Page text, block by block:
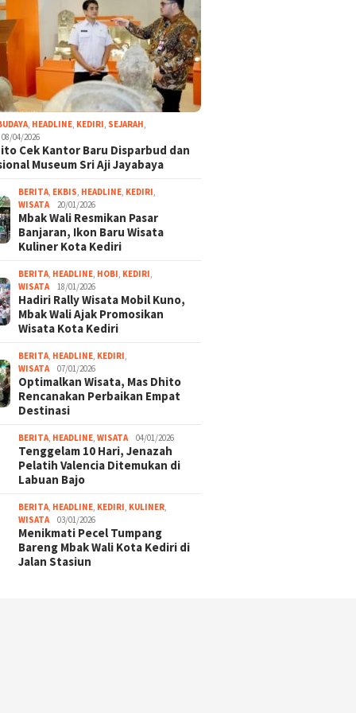
, HEADLINE, KEDIRI, SEJARAH,
08/04/2026
Cek Kantor Baru Disparbud dan
Museum Sri Aji Jayabaya
BERITA, EKBIS, HEADLINE, KEDIRI,
WISATA
20/01/2026
Mbak Wali Resmikan Pasar
Banjaran, Ikon Baru Wisata
Kuliner Kota Kediri
BERITA, HEADLINE, HOBI, KEDIRI,
WISATA
18/01/2026
Hadiri Rally Wisata Mobil Kuno,
Mbak Wali Ajak Promosikan
Wisata Kota Kediri
BERITA, HEADLINE, KEDIRI,
WISATA
07/01/2026
Optimalkan Wisata, Mas Dhito
Rencanakan Perbaikan Empat
Destinasi
BERITA, HEADLINE,WISATA 04/01/2026
Tenggelam 10 Hari, Jenazah
Pelatih Valencia Ditemukan di
Labuan Bajo
BERITA, HEADLINE, KEDIRI, KULINER,
WISATA
03/01/2026
Menikmati Pecel Tumpang
Bareng Mbak Wali Kota Kediri di
Jalan Stasiun